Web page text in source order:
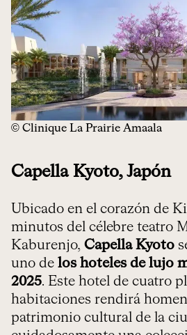
© Clinique La Prairie Amaala
Capella Kyoto, Japón
Ubicado en el corazón de
minutos del célebre teatro
Kaburenjo, Capella Kyoto
uno de los hoteles de lujo
2025. Este hotel de cuatro
habitaciones rendirá
patrimonio cultural de la